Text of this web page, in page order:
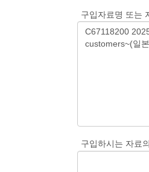
구입자료명 또는
구입하시는 자료